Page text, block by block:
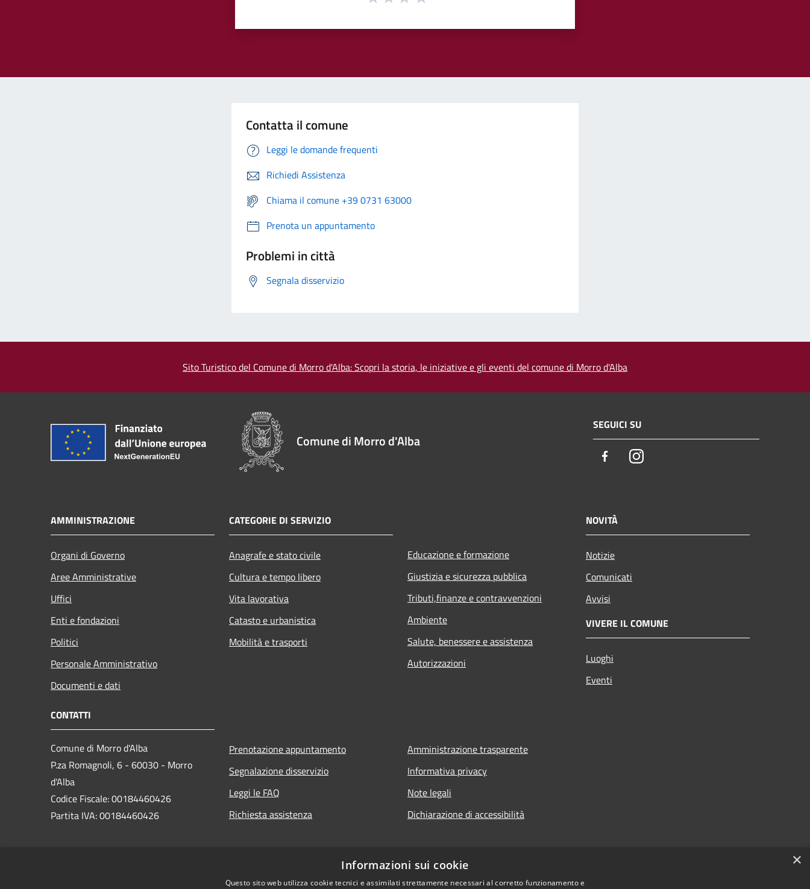
Contatta il comune
Leggi le domande frequenti
Richiedi Assistenza
Chiama il comune +39 0731 63000
Prenota un appuntamento
Problemi in città
Segnala disservizio
Sito Turistico del Comune di Morro d'Alba: Scopri la storia, le iniziative e gli eventi del comune di Morro d'Alba
Comune di Morro d'Alba
SEGUICI SU
FacebookInstagram
AMMINISTRAZIONE
Organi di Governo
Aree Amministrative
Uffici
Enti e fondazioni
Politici
Personale Amministrativo
Documenti e dati
CATEGORIE DI SERVIZIO
Anagrafe e stato civile
Cultura e tempo libero
Vita lavorativa
Catasto e urbanistica
Mobilità e trasporti
Educazione e formazione
Giustizia e sicurezza pubblica
Tributi,finanze e contravvenzioni
Ambiente
Salute, benessere e assistenza
Autorizzazioni
NOVITÀ
Notizie
Comunicati
Avvisi
VIVERE IL COMUNE
Luoghi
Eventi
CONTATTI
Comune di Morro d'Alba
P.za Romagnoli, 6 - 60030 - Morro
d'Alba
Codice Fiscale: 00184460426
Partita IVA: 00184460426
Prenotazione appuntamento
Segnalazione disservizio
Leggi le FAQ
Richiesta assistenza
Amministrazione trasparente
Informativa privacy
Note legali
Dichiarazione di accessibilità
×
Informazioni sui cookie
Questo sito web utilizza cookie tecnici e assimilati strettamente necessari al corretto funzionamento e